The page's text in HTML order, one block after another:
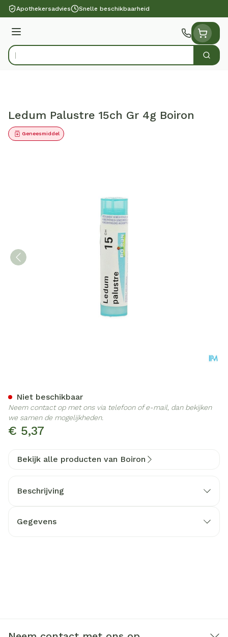
Ga naar de inhoud
Apothekersadvies Snelle beschikbaarheid
Menu
Product, merk, categorie... Zoek
Ledum Palustre 15ch Gr 4g Boiron
Geneesmiddel
€ 5,37
Niet beschikbaar
Neem contact op met ons via telefoon of e-mail, dan bekijken
we samen de mogelijkheden.
Bekijk alle producten van Boiron
Beschrijving
Gegevens